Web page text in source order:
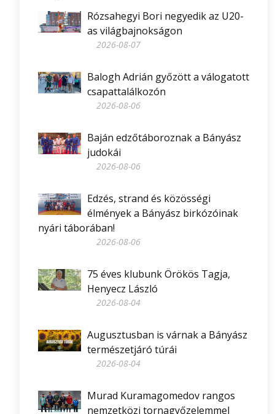
Rózsahegyi Bori negyedik az U20-
as világbajnokságon
2026-08-07
Balogh Adrián győzött a válogatott
csapattalálkozón
2026-08-06
Baján edzőtáboroznak a Bányász
judokái
2026-08-06
Edzés, strand és közösségi
élmények a Bányász birkózóinak
nyári táborában!
2026-08-06
75 éves klubunk Örökös Tagja,
Henyecz László
2026-08-04
Augusztusban is várnak a Bányász
természetjáró túrái
2026-08-04
Murad Kuramagomedov rangos
nemzetközi tornagyőzelemmel